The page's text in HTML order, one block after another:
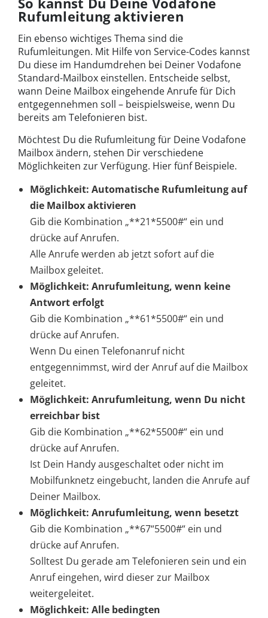
Rufumleitung aktivieren
Ein ebenso wichtiges Thema sind die
Rufumleitungen. Mit Hilfe von Service-Codes kannst
Du diese im Handumdrehen bei Deiner Vodafone
Standard-Mailbox einstellen. Entscheide selbst,
wann Deine Mailbox eingehende Anrufe für Dich
entgegennehmen soll – beispielsweise, wenn Du
bereits am Telefonieren bist.
Möchtest Du die Rufumleitung für Deine Vodafone
Mailbox ändern, stehen Dir verschiedene
Möglichkeiten zur Verfügung. Hier fünf Beispiele.
Möglichkeit: Automatische Rufumleitung auf
die Mailbox aktivieren
Gib die Kombination „**21*5500#“ ein und
drücke auf Anrufen.
Alle Anrufe werden ab jetzt sofort auf die
Mailbox geleitet.
Möglichkeit: Anrufumleitung, wenn keine
Antwort erfolgt
Gib die Kombination „**61*5500#“ ein und
drücke auf Anrufen.
Wenn Du einen Telefonanruf nicht
entgegennimmst, wird der Anruf auf die Mailbox
geleitet.
Möglichkeit: Anrufumleitung, wenn Du nicht
erreichbar bist
Gib die Kombination „**62*5500#“ ein und
drücke auf Anrufen.
Ist Dein Handy ausgeschaltet oder nicht im
Mobilfunknetz eingebucht, landen die Anrufe auf
Deiner Mailbox.
Möglichkeit: Anrufumleitung, wenn besetzt
Gib die Kombination „**67“5500#“ ein und
drücke auf Anrufen.
Solltest Du gerade am Telefonieren sein und ein
Anruf eingehen, wird dieser zur Mailbox
weitergeleitet.
Möglichkeit: Alle bedingten